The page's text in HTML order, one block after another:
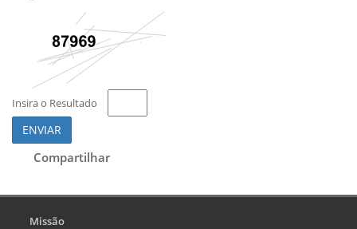
Insira o Resultado
ENVIAR
Compartilhar
Missão